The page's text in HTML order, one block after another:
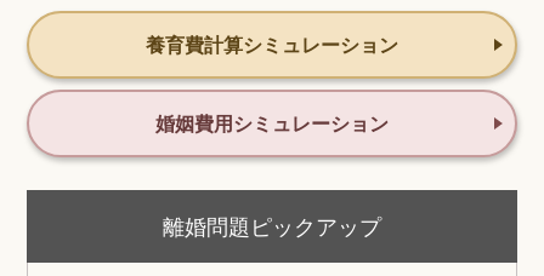
養育費計算シミュレーション
婚姻費用シミュレーション
離婚問題ピックアップ